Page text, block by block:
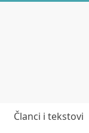
Članci i tekstovi